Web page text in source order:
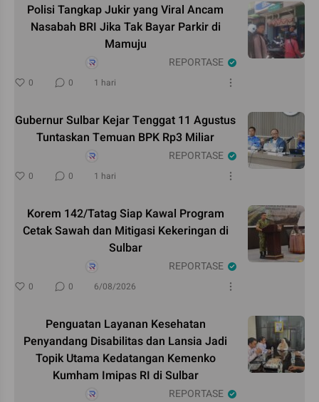
Polisi Tangkap Jukir yang Viral Ancam
Nasabah BRI Jika Tak Bayar Parkir di
Mamuju
REPORTASE
0 0 1 hari
Gubernur Sulbar Kejar Tenggat 11 Agustus
Tuntaskan Temuan BPK Rp3 Miliar
REPORTASE
0 0 1 hari
Korem 142/Tatag Siap Kawal Program
Cetak Sawah dan Mitigasi Kekeringan di
Sulbar
REPORTASE
0 0 6/08/2026
Penguatan Layanan Kesehatan
Penyandang Disabilitas dan Lansia Jadi
Topik Utama Kedatangan Kemenko
Kumham Imipas RI di Sulbar
REPORTASE